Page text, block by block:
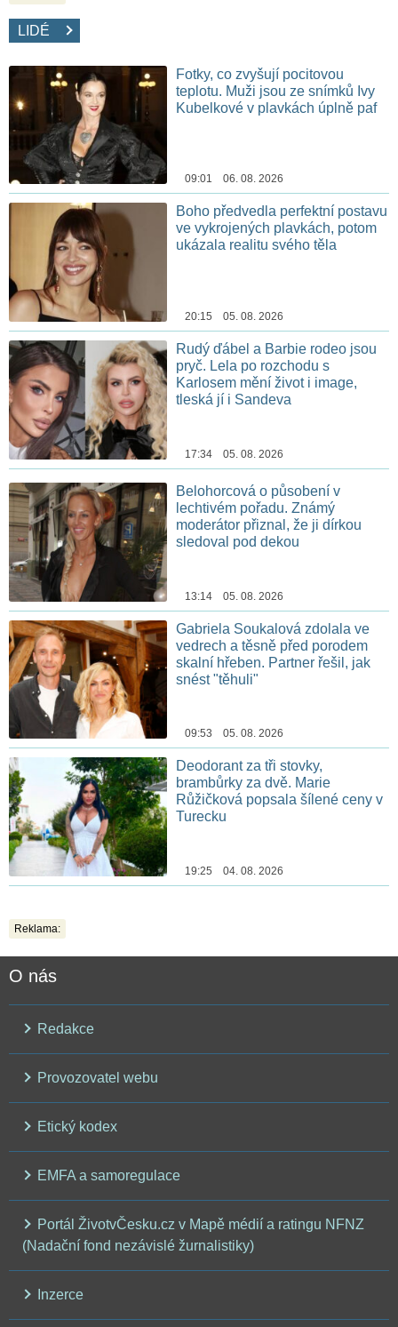
LIDÉ
Fotky, co zvyšují pocitovou
teplotu. Muži jsou ze snímků Ivy
Kubelkové v plavkách úplně paf
09:01 06. 08. 2026
Boho předvedla perfektní postavu
ve vykrojených plavkách, potom
ukázala realitu svého těla
20:15 05. 08. 2026
Rudý ďábel a Barbie rodeo jsou
pryč. Lela po rozchodu s
Karlosem mění život i image,
tleská jí i Sandeva
17:34 05. 08. 2026
Belohorcová o působení v
lechtivém pořadu. Známý
moderátor přiznal, že ji dírkou
sledoval pod dekou
13:14 05. 08. 2026
Gabriela Soukalová zdolala ve
vedrech a těsně před porodem
skalní hřeben. Partner řešil, jak
snést "těhuli"
09:53 05. 08. 2026
Deodorant za tři stovky,
brambůrky za dvě. Marie
Růžičková popsala šílené ceny v
Turecku
19:25 04. 08. 2026
Reklama:
O nás
Redakce
Provozovatel webu
Etický kodex
EMFA a samoregulace
Portál ŽivotvČesku.cz v Mapě médií a ratingu NFNZ
(Nadační fond nezávislé žurnalistiky)
Inzerce